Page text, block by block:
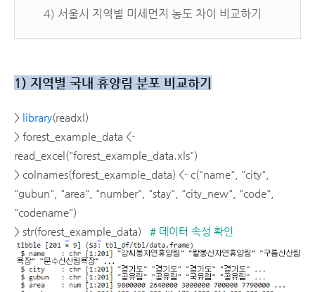
4) 서울시 지역별 미세먼지 농도 차이 비교하기
1) 지역별 국내 휴양림 분포 비교하기
> library(readxl)
> forest_example_data <-
read_excel("forest_example_data.xls")
> colnames(forest_example_data) <- c("name", "city",
"gubun", "area", "number", "stay", "city_new", "code",
"codename")
> str(forest_example_data) # 데이터 속성 확인